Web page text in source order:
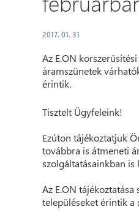
2017. 01. 31
Az E.ON
áramszünetek
érintik.
Tisztelt Ügyfeleink!
Ezúton tájékoztatjuk
továbbra is átmeneti
szolgáltatásainkban
Az E.ON
településeket érintik